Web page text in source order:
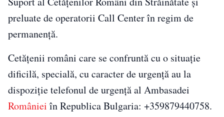
preluate de operatorii Call Center în regim de
permanenţă.
Cetăţenii români care se confruntă cu o situaţie
dificilă, specială, cu caracter de urgenţă au la
dispoziţie telefonul de urgenţă al Ambasadei
Românieiîn Republica Bulgaria: +359879440758.